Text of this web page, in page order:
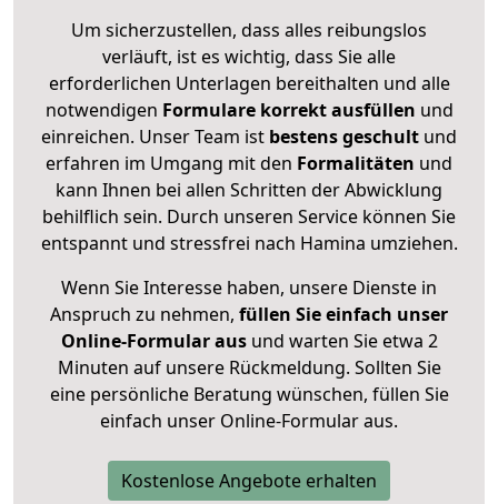
Um sicherzustellen, dass alles reibungslos
verläuft, ist es wichtig, dass Sie alle
erforderlichen Unterlagen bereithalten und alle
notwendigen Formulare korrekt ausfüllen und
einreichen. Unser Team ist bestens geschult und
erfahren im Umgang mit den Formalitäten und
kann Ihnen bei allen Schritten der Abwicklung
behilflich sein. Durch unseren Service können Sie
entspannt und stressfrei nach Hamina umziehen.
Wenn Sie Interesse haben, unsere Dienste in
Anspruch zu nehmen, füllen Sie einfach unser
Online-Formular ausund warten Sie etwa 2
Minuten auf unsere Rückmeldung. Sollten Sie
eine persönliche Beratung wünschen, füllen Sie
einfach unser Online-Formular aus.
Kostenlose Angebote erhalten